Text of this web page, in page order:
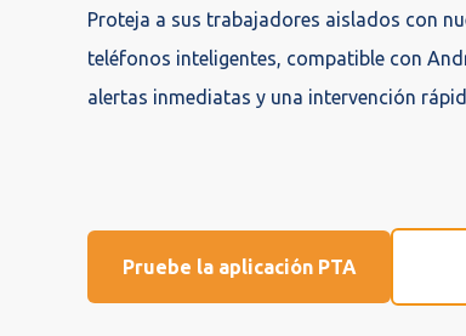
Proteja a sus trabajadores aislados con
teléfonos inteligentes, compatible con
alertas inmediatas y una intervención
Pruebe la aplicación PTA